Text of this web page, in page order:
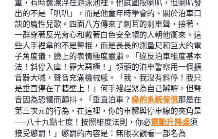
重，有時像漂浮在游泳池裡。他試圖按喇叭，但喇叭發
出的不是「叭叭」，而是他童年時學會的、關於泊車口
訣的魔性兒歌。四面八方傳來了刺耳的剎車聲，接著，
一群穿著反光背心和戴著白色安全帽的人朝他衝來。這
些人手裡拿的不是警棍，而是長長的測量尺和巨大的電
子角度儀，臉上的表情極度嚴肅。「違反泊車維度基本
法！斜停入庫！罪大惡極！」領頭的泊車警察用一個擴
音器大喊，聲音充滿機械感。「我、我沒有斜停！我只
是垂直停在了牆壁上！」何手殘趕緊為自己辯解，但聲
音因為恐懼而顫抖。「垂直泊車？ 綠的系統傢俱那是在
第三次元的行為，在這裡，你的車體與停車線的夾角是
——八十九點七度！按照維度法則，你必電動升降桌須
接受懲罰！」懲罰的內容是：無限次觀看一部名為